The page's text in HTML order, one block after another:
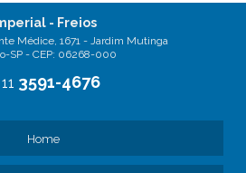
- Freios
Médice, 1671 - Jardim Mutinga
SP - CEP: 06268-000
11 3591-4676
Home